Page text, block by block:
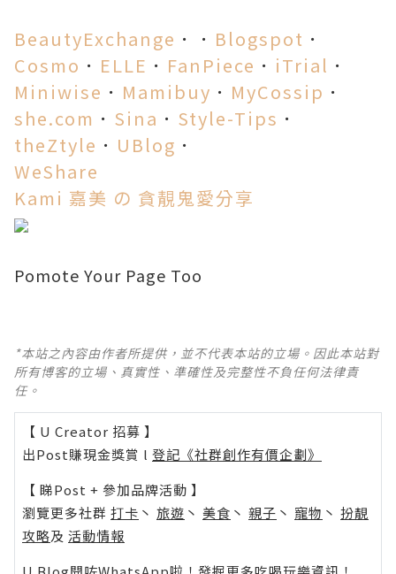
BeautyExchange ．． Blogspot ．
Cosmo ． ELLE ． FanPiece ． iTrial ．
Miniwise ． Mamibuy ． MyCossip ．
she.com ． Sina ． Style-Tips ．
theZtyle ． UBlog ．
WeShare
Kami 嘉美 の 貪靚鬼愛分享
Pomote Your Page Too
*本站之內容由作者所提供，並不代表本站的立場。因此本站對
所有博客的立場、真實性、準確性及完整性不負任何法律責
任。
【 U Creator 招募 】
出Post賺現金獎賞 l 登記《社群創作有價企劃》
【 睇Post + 參加品牌活動 】
瀏覽更多社群 打卡 丶 旅遊 丶 美食 丶 親子 丶 寵物 丶 扮靚
攻略及 活動情報